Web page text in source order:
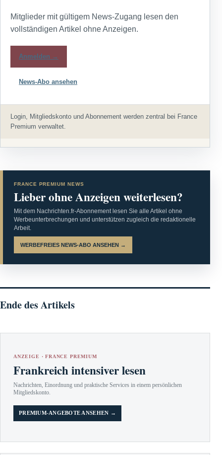
Mitglieder mit gültigem News-Zugang lesen den
vollständigen Artikel ohne Anzeigen.
Anmelden →
News-Abo ansehen
Login, Mitgliedskonto und Abonnement werden zentral bei France
Premium verwaltet.
FRANCE PREMIUM NEWS
Lieber ohne Anzeigen weiterlesen?
Mit dem Nachrichten.fr-Abonnement lesen Sie alle Artikel ohne
Werbeunterbrechungen und unterstützen zugleich die redaktionelle
Arbeit.
WERBEFREIES NEWS-ABO ANSEHEN →
Ende des Artikels
ANZEIGE · FRANCE PREMIUM
Frankreich intensiver lesen
Nachrichten, Einordnung und praktische Services in einem persönlichen
Mitgliedskonto.
PREMIUM-ANGEBOTE ANSEHEN →